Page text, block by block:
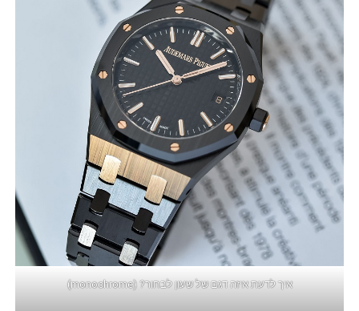
איך לדעת איזה דגם של שעון לבחור? (monochrome)